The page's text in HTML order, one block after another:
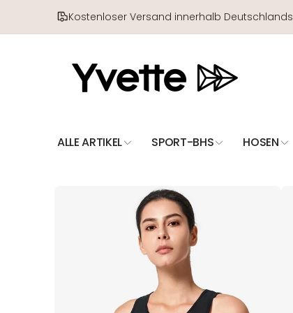
Kostenloser Versand innerhalb Deutschlands
ALLE ARTIKEL SPORT-BHS HOSEN